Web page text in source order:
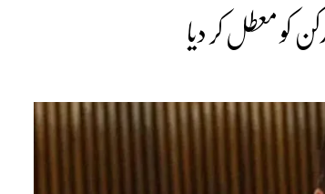
کو معطل کر دیا